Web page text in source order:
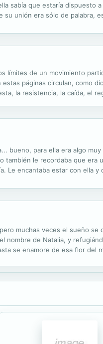
sabía que estaría dispuesto
unión era sólo de palabra,
de un movimiento
páginas circulan, como
la resistencia, la caída, el
bueno, para ella era algo
le recordaba que era
Le encantaba estar con ella
muchas veces el sueño se
nombre de Natalia, y
se enamore de esa flor del